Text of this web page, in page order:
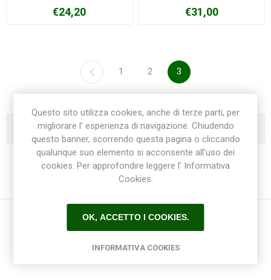
seal
€24,20 €31,00
1 2 3
Categorie
Questo sito utilizza cookies, anche di terze parti, per
migliorare l’ esperienza di navigazione. Chiudendo
questo banner, scorrendo questa pagina o cliccando
qualunque suo elemento si acconsente all’uso dei
cookies. Per approfondire leggere l’ Informativa
Cookies.
OK, ACCETTO I COOKIES.
INFORMATIVA COOKIES